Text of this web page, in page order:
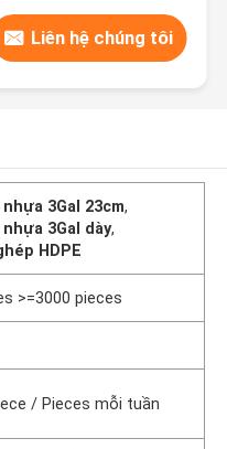
Liên hệ chúng tôi
3Gal 23cm,
3Gal dày,
HDPE
>=3000 pieces
/ Pieces mỗi tuần